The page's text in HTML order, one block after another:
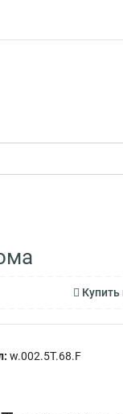
w.002.5Т.68.F